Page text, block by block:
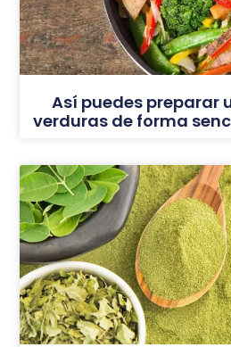
Así puedes preparar
verduras de forma